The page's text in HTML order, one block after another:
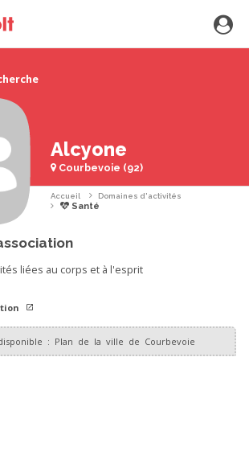
Alcyone
Courbevoie (92)
Accueil Domaines d'activités
Santé
liées au corps et à l'esprit